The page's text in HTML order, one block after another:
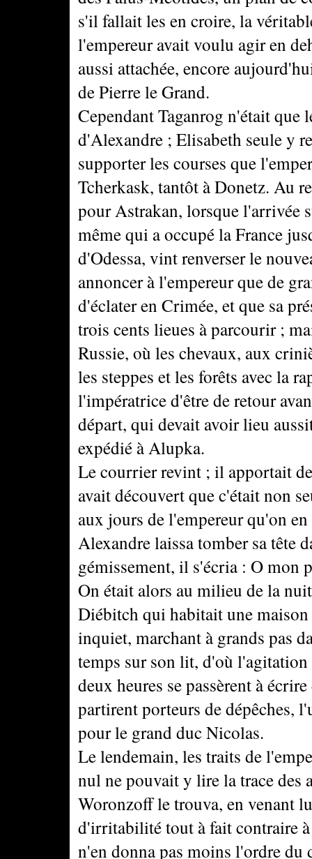
s'il fallait les en croire, la
l'empereur avait voulu agir en
aussi attachée, encore
de Pierre le Grand.
Cependant Taganrog n'était
d'Alexandre ; Elisabeth seule y
supporter les courses que
Tcherkask, tantôt à Donetz. Au
pour Astrakan, lorsque l'arrivée
même qui a occupé la France
d'Odessa, vint renverser le
annoncer à l'empereur que de
d'éclater en Crimée, et que sa
trois cents lieues à parcourir ;
Russie, où les chevaux, aux
les steppes et les forêts avec la
l'impératrice d'être de retour
départ, qui devait avoir lieu
expédié à Alupka.
Le courrier revint ; il apportait
avait découvert que c'était non
aux jours de l'empereur qu'on
Alexandre laissa tomber sa tête
gémissement, il s'écria : O mon
On était alors au milieu de la
Diébitch qui habitait une
inquiet, marchant à grands pas
temps sur son lit, d'où
deux heures se passèrent à
partirent porteurs de dépêches,
pour le grand duc Nicolas.
Le lendemain, les traits de
nul ne pouvait y lire la trace des
Woronzoff le trouva, en venant
d'irritabilité tout à fait contraire
n'en donna pas moins l'ordre